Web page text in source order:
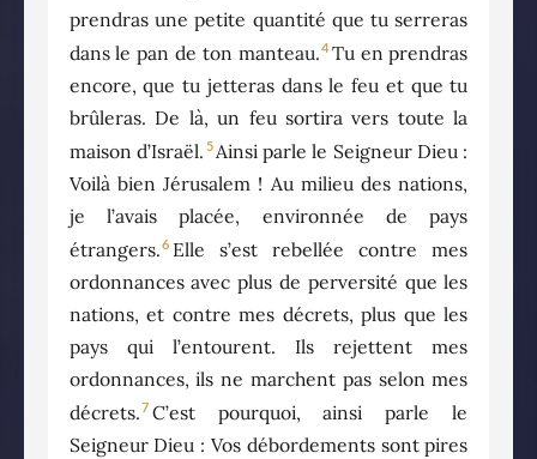
prendras une petite quantité que tu serreras
dans le pan de ton manteau.4Tu en prendras
encore, que tu jetteras dans le feu et que tu
brûleras. De là, un feu sortira vers toute la
maison d’Israël. 5Ainsi parle le Seigneur Dieu :
Voilà bien Jérusalem ! Au milieu des nations,
je l’avais placée, environnée de pays
étrangers.6 Elle s’est rebellée contre mes
ordonnances avec plus de perversité que les
nations, et contre mes décrets, plus que les
pays qui l’entourent. Ils rejettent mes
ordonnances, ils ne marchent pas selon mes
décrets.7 C’est pourquoi, ainsi parle le
Seigneur Dieu : Vos débordements sont pires